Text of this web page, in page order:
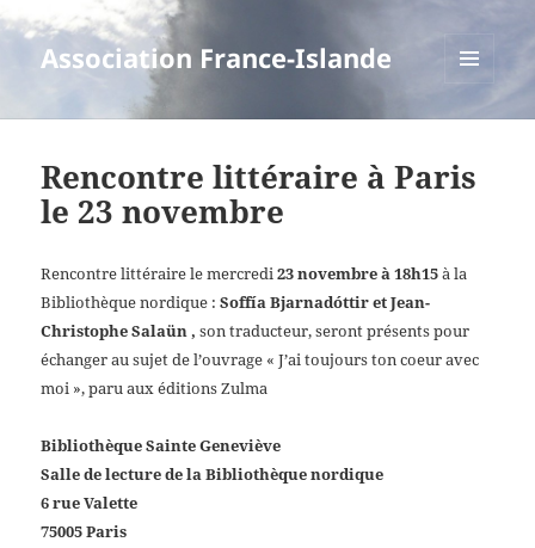
Association France-Islande
Rencontre littéraire à Paris
le 23 novembre
Rencontre littéraire lemercredi23 novembre à 18h15à la
Bibliothèque nordique :Soffía Bjarnadóttir et Jean-
Christophe Salaün ,son traducteur, seront présents pour
échanger au sujet de l’ouvrage « J’ai toujours ton coeur avec
moi », paru aux éditions Zulma
Bibliothèque Sainte Geneviève
Salle de lecture de la Bibliothèque nordique
6 rue Valette
75005 Paris